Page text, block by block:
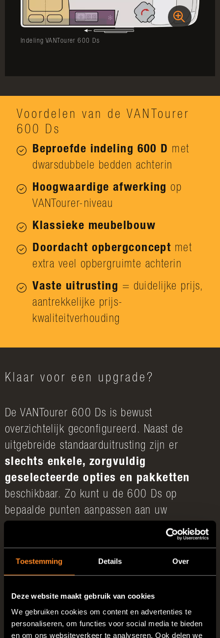
Toestemming Details Over
Deze website maakt gebruik van cookies
We gebruiken cookies om content en advertenties te
personaliseren, om functies voor social media te bieden
en om ons websiteverkeer te analyseren. Ook delen we
Indeling VANTourer 600 Ds
Voordelen van de VANTourer
600 Ds
Beproefde indeling 600 D met
dwarsdubbele bedden achterin
Hoogwaardige afwerking op
VANTourer-niveau
Klassieke meubelbouw
Doordacht opbergconcept met
extra veel opbergruimte achterin
Vaste uitrusting = duidelijke prijs,
aantrekkelijke prijs-
kwaliteitverhouding
Klaar voor een upgrade?
De VANTourer 600 Ds is bewust
overzichtelijk geconfigureerd. Naast de
uitgebreide standaarduitrusting zijn er
slechts enkele, zorgvuldig
geselecteerde opties en pakketten
beschikbaar. Zo kunt u de 600 Ds op
bepaalde punten aanpassen aan uw
behoeften – bijvoorbeeld wat betreft
motorisering of comfortdetails – zonder dat
het model zijn duidelijke karakter verliest.
transparante prijzen en een voertuig
dat snel klaar is voor gebruik.